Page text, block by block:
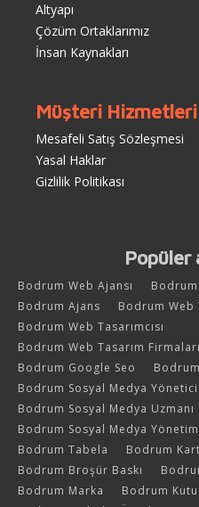
Altyapı
Çözüm Ortaklarımız
İnsan Kaynakları
Müşteri Hizmetleri
Mesafeli Satış Sözleşmesi
Yasal Haklar
Gizlilik Politikası
Popüler
Bodrum Web Ajansı
Bodrum
Bodrum Ajans
Bodrum Web
Bodrum Web Tasarımcısı
Bodrum Web Tasarım Firmaları
Bodrum Google Seo
Bodrum Sosyal Medya
Bodrum Sosyal Medya Uzmanı
Bodrum Sosyal Medya
Bodrum Tabela
Bodrum
Bodrum Broşür Baskı
Bodrum Marka
Bodrum Kutu